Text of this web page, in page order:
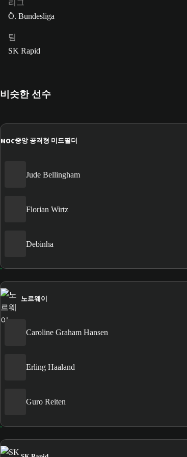
리그
Ö. Bundesliga
팀
SK Rapid
비슷한 선수
MOC중앙 공격형 미드필더
Jude Bellingham
Florian Wirtz
Debinha
노르웨이
Caroline Graham Hansen
Erling Haaland
Guro Reiten